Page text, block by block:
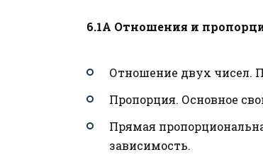
6.1А Отношения и
Отношение двух чисел.
Пропорция. Основное
Прямая
зависимость.